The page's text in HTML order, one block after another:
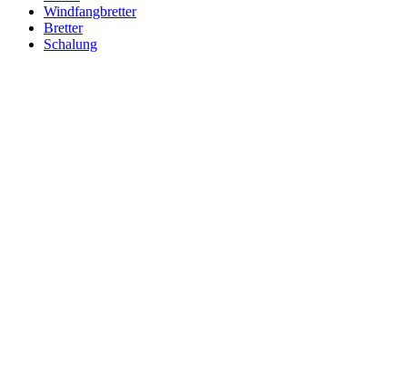
Windfangbretter
Bretter
Schalung